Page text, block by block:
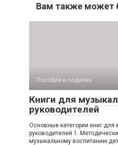
Вам также может
Пособия и поделки
Книги для
руководителей
Основные категории книг для
руководителей 1.
музыкальному воспитанию